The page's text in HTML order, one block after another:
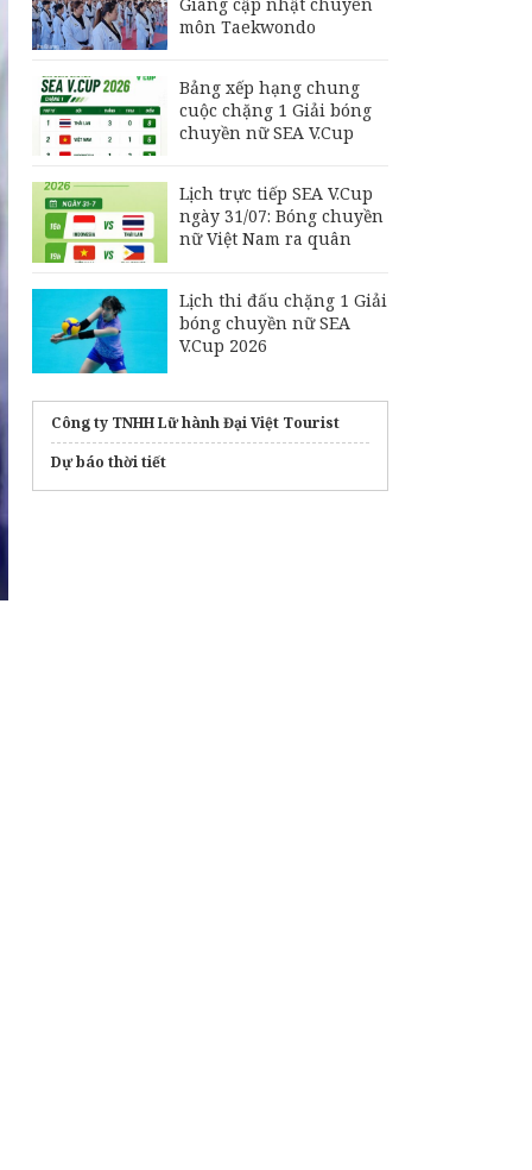
môn Taekwondo
Bảng xếp hạng chung
cuộc chặng 1 Giải bóng
chuyền nữ SEA V.Cup
Lịch trực tiếp SEA V.Cup
ngày 31/07: Bóng chuyền
nữ Việt Nam ra quân
Lịch thi đấu chặng 1 Giải
bóng chuyền nữ SEA
V.Cup 2026
Công ty TNHH Lữ hành Đại Việt Tourist
Dự báo thời tiết